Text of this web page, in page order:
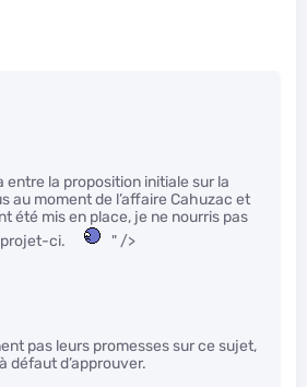
entre la proposition initiale sur la
au moment de l’affaire Cahuzac et
été mis en place, je ne nourris pas
projet-ci.
" />
pas leurs promesses sur ce sujet,
défaut d’approuver.